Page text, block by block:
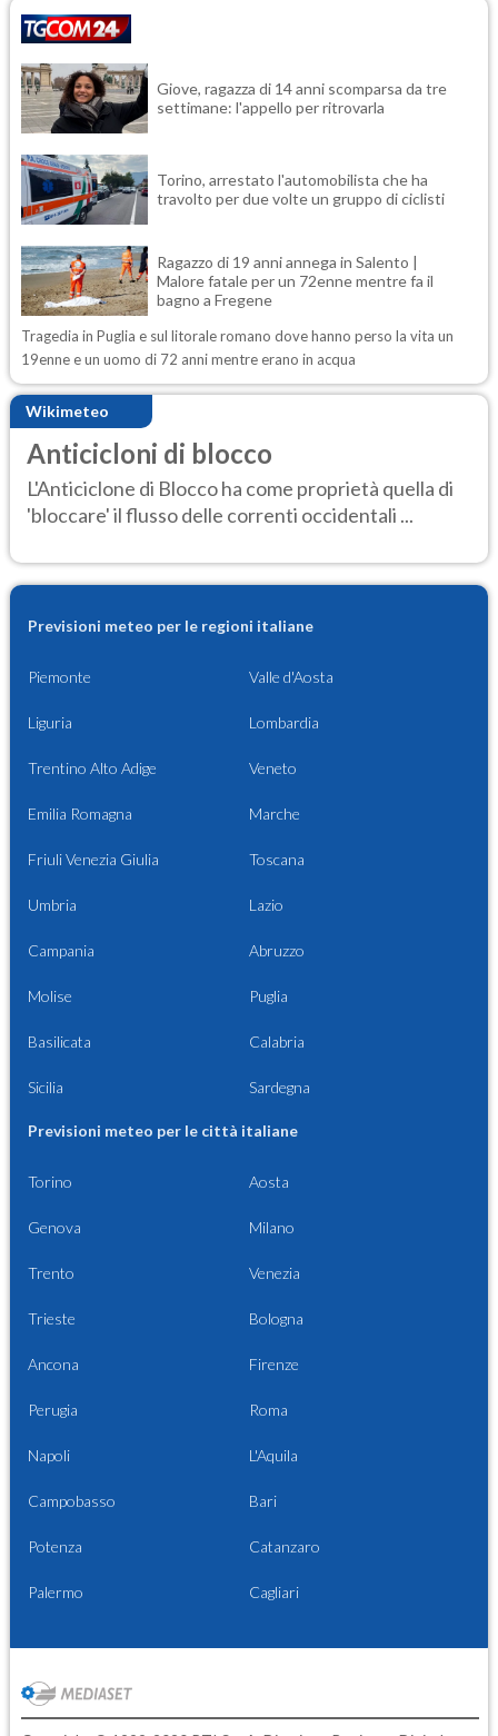
Giove, ragazza di 14 anni scomparsa da tre
settimane: l'appello per ritrovarla
Torino, arrestato l'automobilista che ha
travolto per due volte un gruppo di ciclisti
Ragazzo di 19 anni annega in Salento |
Malore fatale per un 72enne mentre fa il
bagno a Fregene
Tragedia in Puglia e sul litorale romano dove hanno perso la vita un
19enne e un uomo di 72 anni mentre erano in acqua
Wikimeteo
Anticicloni di blocco
L'Anticiclone di Blocco ha come proprietà quella di
'bloccare' il flusso delle correnti occidentali ...
Previsioni meteo per le regioni italiane
Piemonte Valle d'Aosta
Liguria Lombardia
Trentino Alto Adige Veneto
Emilia Romagna Marche
Friuli Venezia Giulia Toscana
Umbria Lazio
Campania Abruzzo
Molise Puglia
Basilicata Calabria
Sicilia Sardegna
Previsioni meteo per le città italiane
Torino Aosta
Genova Milano
Trento Venezia
Trieste Bologna
Ancona Firenze
Perugia Roma
Napoli L'Aquila
Campobasso Bari
Potenza Catanzaro
Palermo Cagliari